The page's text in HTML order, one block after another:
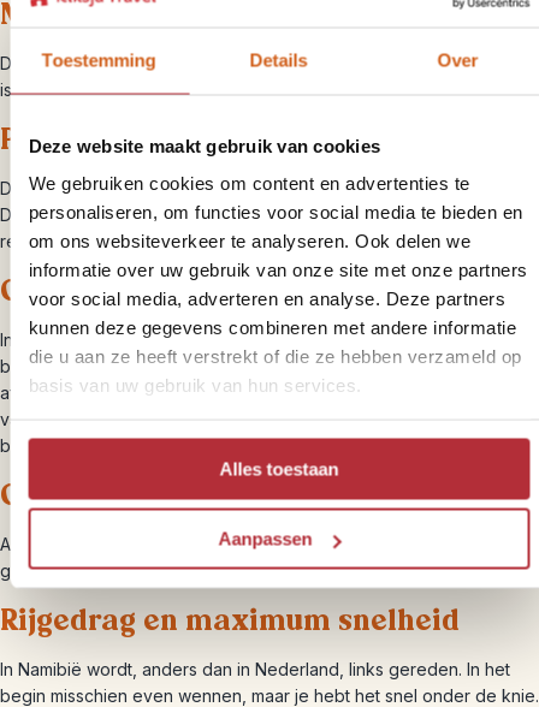
Toestemming Details Over
Deze website maakt gebruik van cookies
We gebruiken cookies om content en advertenties te
personaliseren, om functies voor social media te bieden en
om ons websiteverkeer te analyseren. Ook delen we
informatie over uw gebruik van onze site met onze partners
voor social media, adverteren en analyse. Deze partners
kunnen deze gegevens combineren met andere informatie
die u aan ze heeft verstrekt of die ze hebben verzameld op
basis van uw gebruik van hun services.
Alles toestaan
Aanpassen
Minimale leeftijd
De minimale leeftijd om via ons een auto te huren en/of te besturen
is 23 jaar.
PAI – personal accident insurance
Dit is een inzittendenverzekering die uitkeert bij letsel of overlijden.
Deze is niet inclusief bij de autohuur. Dit is veelal gedekt door je
reisverzekering, maar je eigen verantwoordelijkheid om na te gaan.
One way fee
Indien je de auto ergens anders inlevert dan waar je bent
begonnen, betaal je een extra bedrag ter plaatse. Dit bedrag hangt
af van afstand en maatschappij. Houd bijvoorbeeld bij het ophalen
van de auto in Windhoek en inleveren in Kasane rekening met een
bedrag van circa €550,-.
Onderhoud
Alle auto’s worden regelmatig gecheckt en waar nodig
gerepareerd.
Rijgedrag en maximum snelheid
In Namibië wordt, anders dan in Nederland, links gereden. In het
begin misschien even wennen, maar je hebt het snel onder de knie.